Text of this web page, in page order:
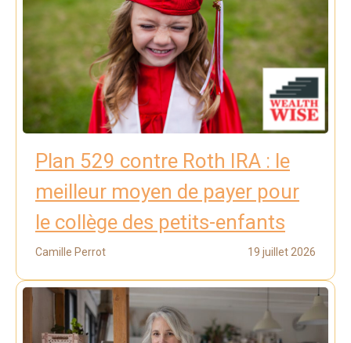
Plan 529 contre Roth IRA : le
meilleur moyen de payer pour
le collège des petits-enfants
Camille Perrot 19 juillet 2026